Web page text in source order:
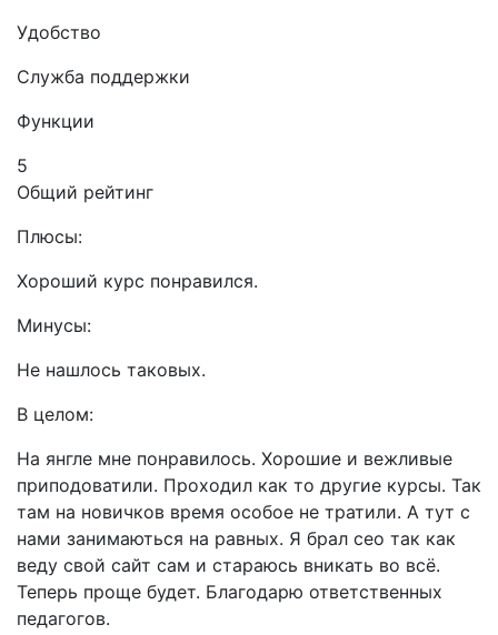
Удобство
Служба поддержки
Функции
5
Общий рейтинг
Плюсы:
Хороший курс понравился.
Минусы:
Не нашлось таковых.
В целом:
На янгле мне понравилось. Хорошие и вежливые
приподоватили. Проходил как то другие курсы. Так
там на новичков время особое не тратили. А тут с
нами занимаються на равных. Я брал сео так как
веду свой сайт сам и стараюсь вникать во всё.
Теперь проще будет. Благодарю ответственных
педагогов.